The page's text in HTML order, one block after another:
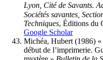
Lyon, Cité de Savants.
Sociétés savantes,
Techniques, Éditions du
Google Scholar
Michéa, Hubert (1986)
début de l’imprimerie.